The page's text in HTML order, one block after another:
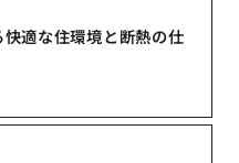
適な住環境と断熱の仕